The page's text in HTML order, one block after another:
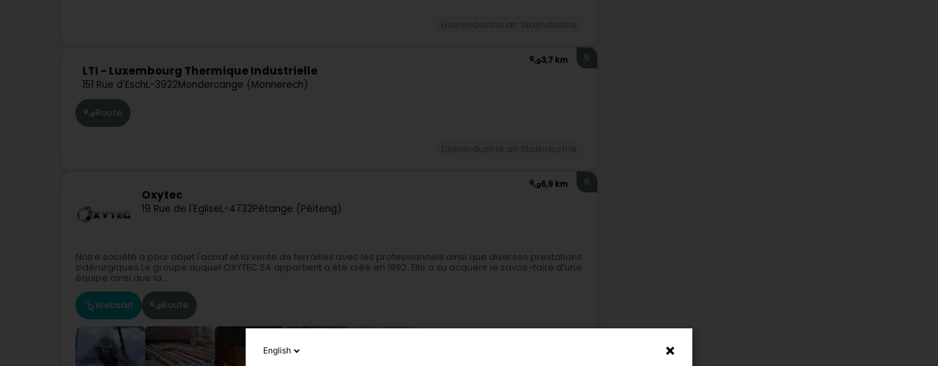
3,7 km
LTI - Luxembourg Thermique Industrielle
151 Rue d'EschL-3922Mondercange (Monnerech)
5
Route
6,9 km
Oxytec
19 Rue de l'EgliseL-4732Pétange (Péiteng)
6
Notre société a pour objet l'achat et la vente de ferrailles avec les professionnels ainsi que diverses prestations
sidérurgiques.Le groupe auquel OXYTEC SA appartient a été créé en 1992. Elle a su acquérir le savoir-faire d’une
équipe ainsi que la...
Websäit Route
English